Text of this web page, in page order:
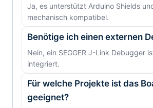
Ja, es unterstützt Arduino Shields
mechanisch kompatibel.
Benötige ich einen externen
Nein, ein SEGGER J-Link Debugger
integriert.
Für welche Projekte ist das
geeignet?